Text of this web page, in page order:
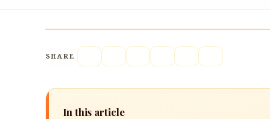
SHARE
In this article